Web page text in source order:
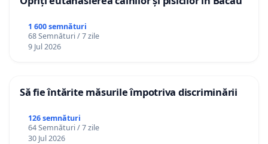
1 600 semnături
68 Semnături / 7 zile
9 Jul 2026
Să fie întărite măsurile împotriva discriminării
126 semnături
64 Semnături / 7 zile
30 Jul 2026